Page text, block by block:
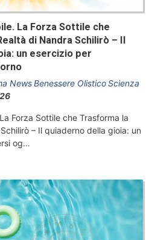
La Forza Sottile che
di Nandra Schilirò – Il
un esercizio per
NewsBenessere OlisticoScienza
Forza Sottile che Trasforma la
– Il quiaderno della gioia: un
og…